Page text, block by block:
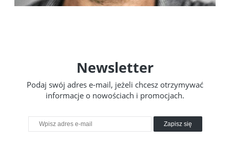
Newsletter
Podaj swój adres e-mail, jeżeli chcesz otrzymywać
informacje o nowościach i promocjach.
Zapisz się